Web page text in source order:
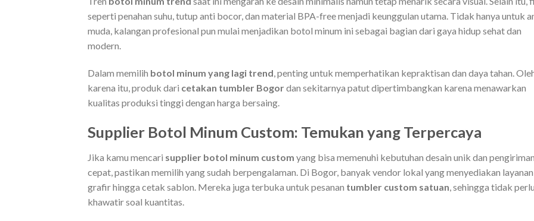
seperti penahan suhu, tutup anti bocor, dan material BPA-free menjadi keunggulan utama. Tidak hanya untuk
muda, kalangan profesional pun mulai menjadikan botol minum ini sebagai bagian dari gaya hidup sehat dan
modern.
Dalam memilih botol minum yang lagi trend, penting untuk memperhatikan kepraktisan dan daya tahan.
karena itu, produk dari cetakan tumbler Bogordan sekitarnya patut dipertimbangkan karena menawarkan
kualitas produksi tinggi dengan harga bersaing.
Supplier Botol Minum Custom: Temukan yang Terpercaya
Jika kamu mencari supplier botol minum custom yang bisa memenuhi kebutuhan desain unik dan pengiriman
cepat, pastikan memilih yang sudah berpengalaman. Di Bogor, banyak vendor lokal yang menyediakan layanan
grafir hingga cetak sablon. Mereka juga terbuka untuk pesanan tumbler custom satuan, sehingga tidak perlu
khawatir soal kuantitas.